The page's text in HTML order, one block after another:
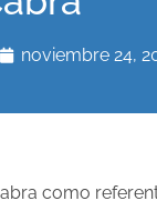
noviembre 24,
como